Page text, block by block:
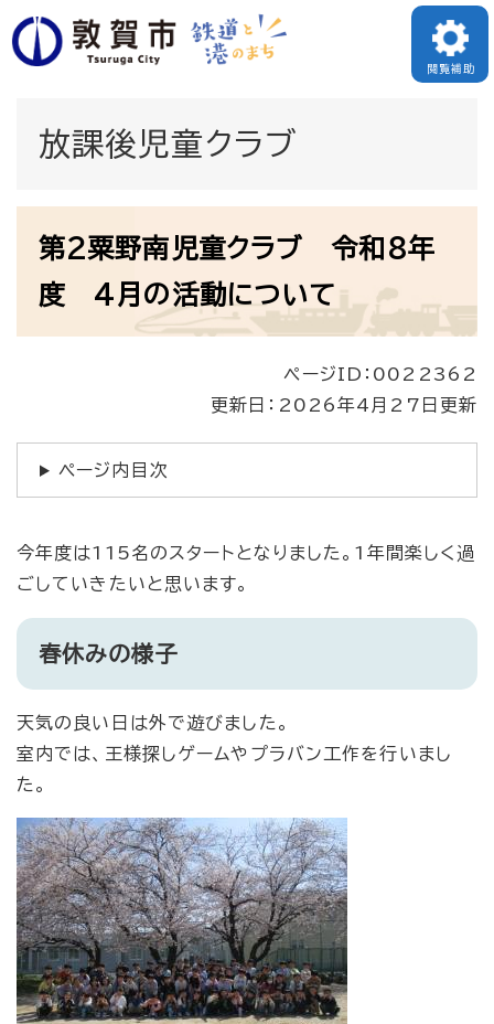
ペ
ー
頭
メニューを飛ばして本文へ
閲覧補助
放課後児童クラブ
第2粟野南児童クラブ 令和8年
度 4月の活動について
ページID：0022362
更新日：2026年4月27日更新
ページ内目次
今年度は115名のスタートとなりました。1年間楽しく過
ごしていきたいと思います。
春休みの様子
天気の良い日は外で遊びました。
室内では、王様探しゲームやプラバン工作を行いまし
た。